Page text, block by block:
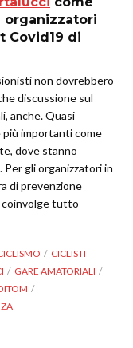
organizzatori
Covid19 di
non dovrebbero
discussione sul
anche. Quasi
importanti come
dove stanno
gli organizzatori in
di prevenzione
coinvolge tutto
CICLISTI
GARE AMATORIALI